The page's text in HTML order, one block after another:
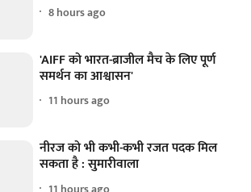
8 hours ago
'AIFF को भारत-ब्राजील मैच के लिए पूर्ण
समर्थन का आश्वासन'
11 hours ago
नीरज को भी कभी-कभी रजत पदक मिल
सकता है : सुमारीवाला